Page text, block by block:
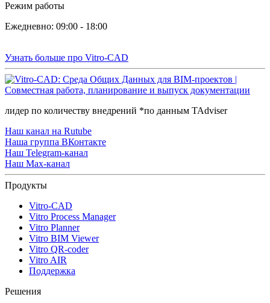
Режим работы
Ежедневно: 09:00 - 18:00
Узнать больше про Vitro-CAD
лидер по количеству внедрений *по данным TAdviser
Наш канал на Rutube
Наша группа ВКонтакте
Наш Telegram-канал
Наш Max-канал
Продукты
Vitro-CAD
Vitro Process Manager
Vitro Planner
Vitro BIM Viewer
Vitro QR-coder
Vitro AIR
Поддержка
Решения